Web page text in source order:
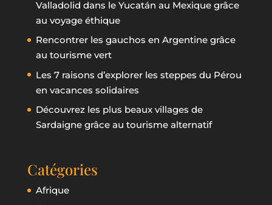
Valladolid dans le Yucatán au Mexique grâce
au voyage éthique
Rencontrer les gauchos en Argentine grâce
au tourisme vert
Les 7 raisons d’explorer les steppes du Pérou
en vacances solidaires
Découvrez les plus beaux villages de
Sardaigne grâce au tourisme alternatif
Catégories
Afrique